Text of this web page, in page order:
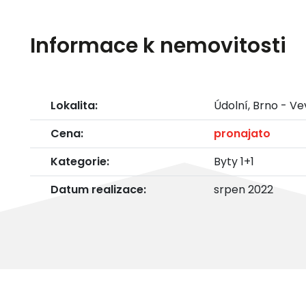
Informace k nemovitosti
Lokalita:
Údolní, Brno -
Cena:
pronajato
Kategorie:
Byty 1+1
Datum realizace:
srpen 2022